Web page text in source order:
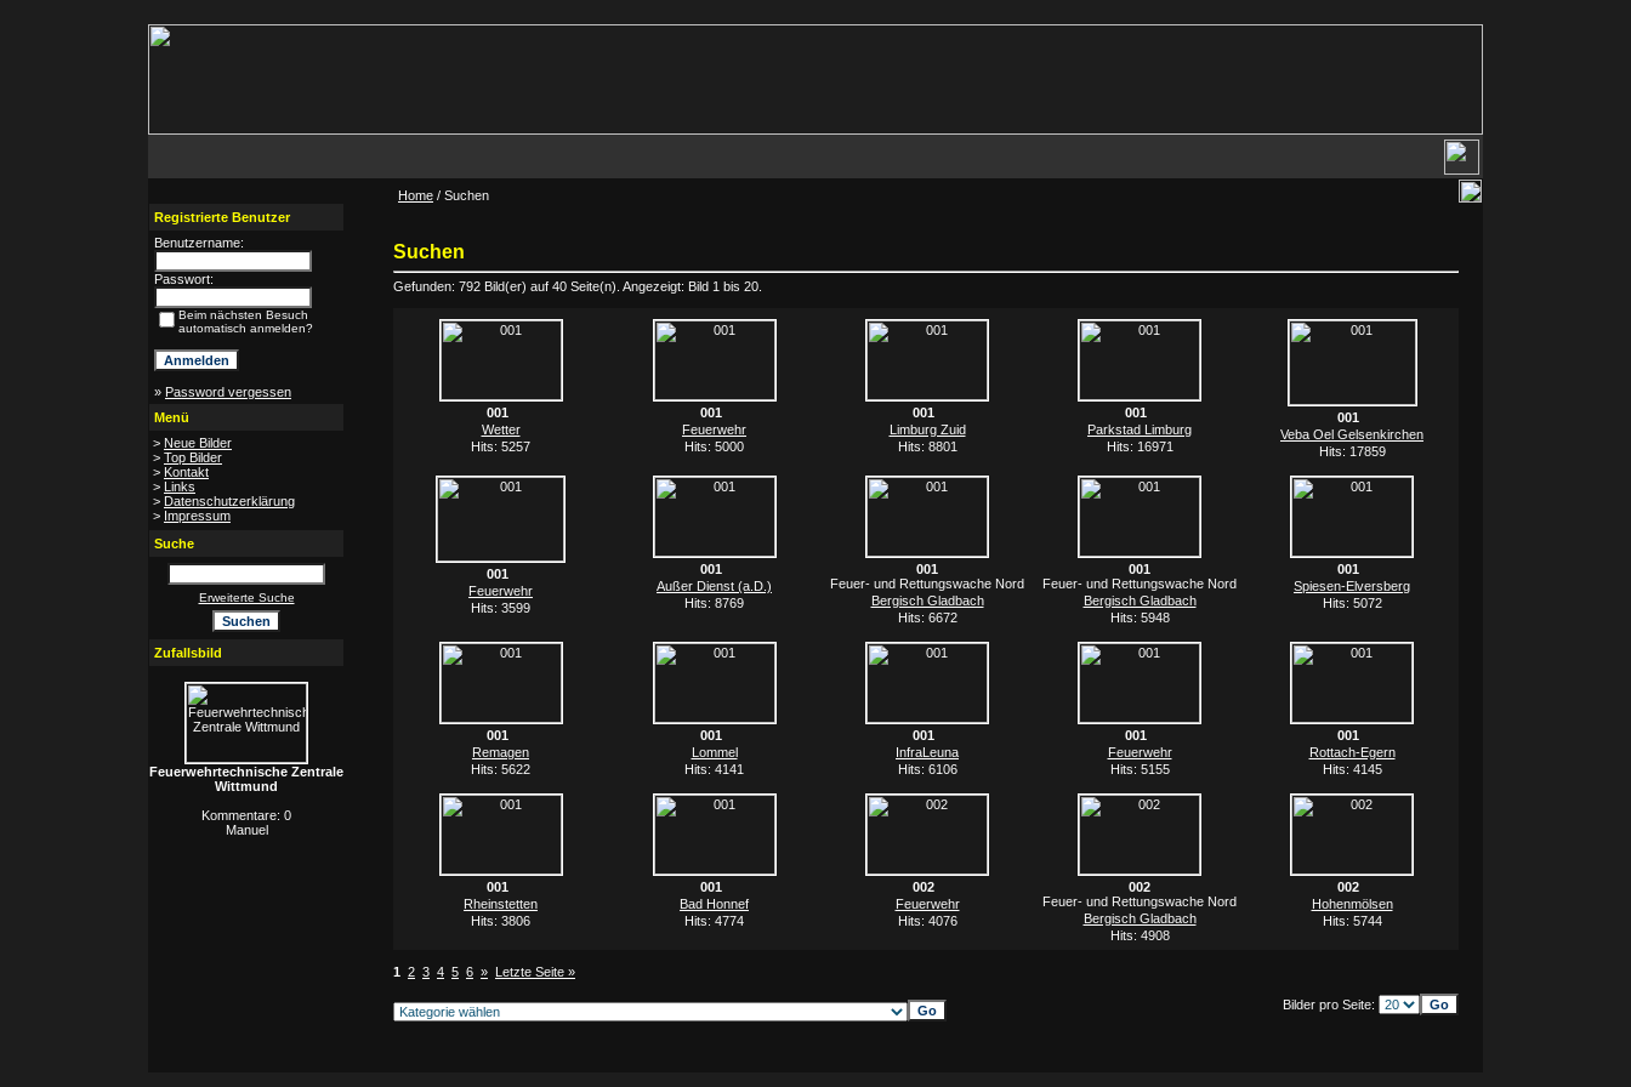
Registrierte Benutzer
Benutzername:
Passwort:
Beim nächsten Besuch
automatisch anmelden?
» Password vergessen
Menü
> Neue Bilder
> Top Bilder
> Kontakt
> Links
> Datenschutzerklärung
> Impressum
Suche
Erweiterte Suche
Zufallsbild
Feuerwehrtechnische Zentrale
Wittmund
Kommentare: 0
Manuel
Home / Suchen
Suchen
Gefunden: 792 Bild(er) auf 40 Seite(n). Angezeigt: Bild 1 bis 20.
001
Wetter
Hits: 5257
001
Feuerwehr
Hits: 5000
001
Limburg Zuid
Hits: 8801
001
Parkstad Limburg
Hits: 16971
001
Veba Oel Gelsenkirchen
Hits: 17859
001
Feuerwehr
Hits: 3599
001
Außer Dienst (a.D.)
Hits: 8769
001
Feuer- und Rettungswache Nord
Bergisch Gladbach
Hits: 6672
001
Feuer- und Rettungswache Nord
Bergisch Gladbach
Hits: 5948
001
Spiesen-Elversberg
Hits: 5072
001
Remagen
Hits: 5622
001
Lommel
Hits: 4141
001
InfraLeuna
Hits: 6106
001
Feuerwehr
Hits: 5155
001
Rottach-Egern
Hits: 4145
001
Rheinstetten
Hits: 3806
001
Bad Honnef
Hits: 4774
002
Feuerwehr
Hits: 4076
002
Feuer- und Rettungswache Nord
Bergisch Gladbach
Hits: 4908
002
Hohenmölsen
Hits: 5744
1 2 3 4 5 6 » Letzte Seite »
Bilder pro Seite: